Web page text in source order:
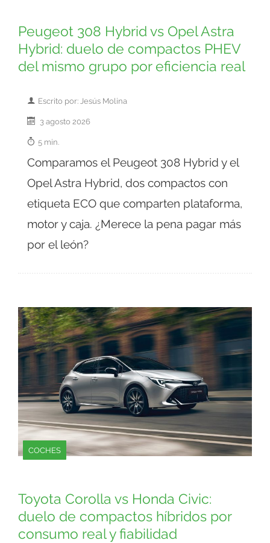
Peugeot 308 Hybrid vs Opel Astra
Hybrid: duelo de compactos PHEV
del mismo grupo por eficiencia real
Escrito por: Jesús Molina
3 agosto 2026
5 min.
Comparamos el Peugeot 308 Hybrid y el
Opel Astra Hybrid, dos compactos con
etiqueta ECO que comparten plataforma,
motor y caja. ¿Merece la pena pagar más
por el león?
COCHES
Toyota Corolla vs Honda Civic:
duelo de compactos híbridos por
consumo real y fiabilidad